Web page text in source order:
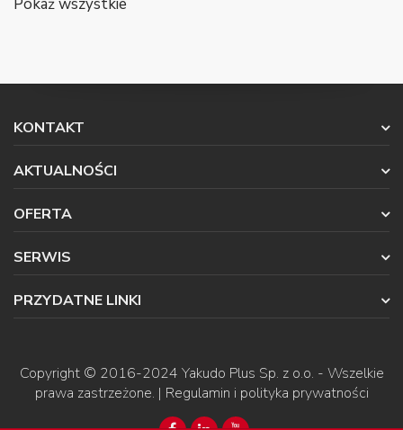
Pokaż wszystkie
KONTAKT
AKTUALNOŚCI
OFERTA
SERWIS
PRZYDATNE LINKI
Copyright © 2016-2024 Yakudo Plus Sp. z o.o. - Wszelkie
prawa zastrzeżone. | Regulamin i polityka prywatności